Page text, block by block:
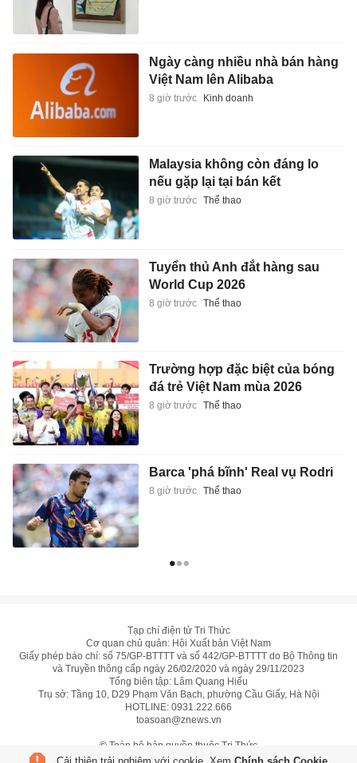
Ngày càng nhiều nhà bán hàng
Việt Nam lên Alibaba
8 giờ trước Kinh doanh
Malaysia không còn đáng lo
nếu gặp lại tại bán kết
8 giờ trước Thể thao
Tuyển thủ Anh đắt hàng sau
World Cup 2026
8 giờ trước Thể thao
Trường hợp đặc biệt của bóng
đá trẻ Việt Nam mùa 2026
8 giờ trước Thể thao
Barca 'phá bĩnh' Real vụ Rodri
8 giờ trước Thể thao
Tạp chí điện tử Tri Thức
Cơ quan chủ quản: Hội Xuất bản Việt Nam
Giấy phép báo chí: số 75/GP-BTTTT và số 442/GP-BTTTT do Bộ Thông tin
và Truyền thông cấp ngày 26/02/2020 và ngày 29/11/2023
Tổng biên tập: Lâm Quang Hiếu
Trụ sở: Tầng 10, D29 Phạm Văn Bạch, phường Cầu Giấy, Hà Nội
HOTLINE: 0931.222.666
toasoan@znews.vn
© Toàn bộ bản quyền thuộc Tri Thức
Cải thiện trải nghiệm với cookie. Xem Chính sách Cookie